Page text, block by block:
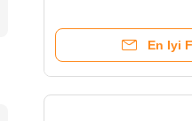
Transport
En Iyi